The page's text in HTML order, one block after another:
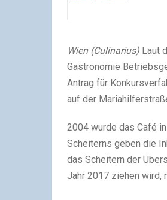
Wien (Culinarius) Laut
Gastronomie
Antrag für
auf der
2004 wurde das Café
Scheiterns geben die
das Scheitern der
Jahr 2017 ziehen wird,